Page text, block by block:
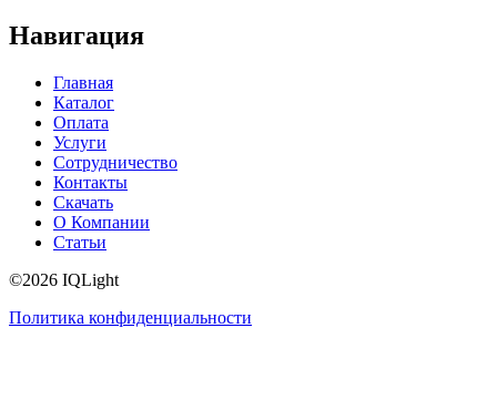
Навигация
Главная
Каталог
Оплата
Услуги
Сотрудничество
Контакты
Скачать
О Компании
Статьи
©2026 IQLight
Политика конфиденциальности